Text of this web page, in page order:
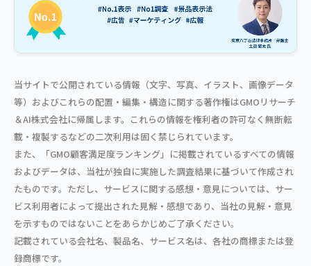
当サイトで公開されている情報（文字、写真、イラスト、画像データ
等）およびこれらの配置・編集・構造に関する著作権はGMOリサーチ
＆AI株式会社に帰属します。これらの情報を権利者の許可なく無断転
載・複製するなどの二次利用は固く禁じられています。
また、「GMO顧客満足度ランキング」に掲載されているすべての情報
およびデータは、当社が独自に実施した調査結果に基づいて作成され
たものです。ただし、サービスに関する感想・意見については、サー
ビス利用者によって提出された見解・感想であり、当社の見解・意見
を示すものではないことをあらかじめご了承ください。
記載されている会社名、製品名、サービス名は、各社の商標または登
録商標です。